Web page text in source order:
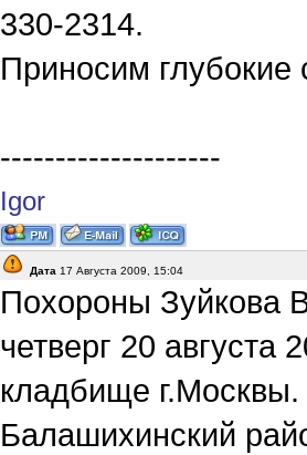
330-2314.
Приносим
--------------------
Igor
Дата 17 Августа 2009, 15:04
Похороны Зуйкова
четверг 20 августа
кладбище
Балашихинский